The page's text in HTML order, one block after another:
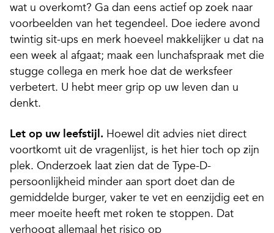
wat u overkomt? Ga dan eens actief op zoek naar
voorbeelden van het tegendeel. Doe iedere avond
twintig sit-ups en merk hoeveel makkelijker u dat na
een week al afgaat; maak een lunchafspraak met die
stugge collega en merk hoe dat de werksfeer
verbetert. U hebt meer grip op uw leven dan u
denkt.
Let op uw leefstijl. Hoewel dit advies niet direct
voortkomt uit de vragenlijst, is het hier toch op zijn
plek. Onderzoek laat zien dat de Type-D-
persoonlijkheid minder aan sport doet dan de
gemiddelde burger, vaker te vet en eenzijdig eet en
meer moeite heeft met roken te stoppen. Dat
verhoogt allemaal het risico op